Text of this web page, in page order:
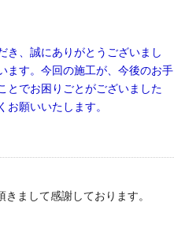
き、誠にありがとうございまし
ます。今回の施工が、今後のお手
とでお困りごとがございました
願いいたします。
まして感謝しております。